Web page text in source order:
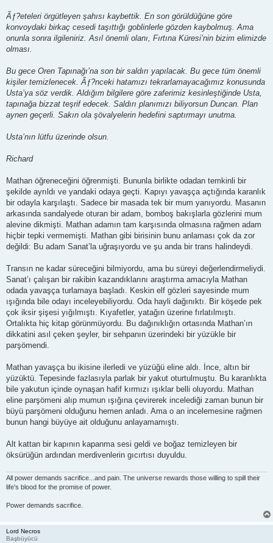
Ãƒ?eteleri örgütleyen şahısı kaybettik. En son görüldüğüne göre
konvoydaki birkaç cesedi taşıttığı goblinlerle gözden kaybolmuş. Ama
onunla sonra ilgileniriz. Asıl önemli olanı, Fırtına Küresi’nin bizim elimizde
olması.
Bu gece Oren Tapınağı’na son bir saldırı yapılacak. Bu gece tüm önemli
kişiler temizlenecek. Ãƒ?nceki hatamızı tekrarlamayacağımız konusunda
Usta’ya söz verdik. Aldığım bilgilere göre zaferimiz kesinleştiğinde Usta,
tapınağa bizzat teşrif edecek. Saldırı planımızı biliyorsun Duncan. Plan
aynen geçerli. Sakın ola şövalyelerin hedefini saptırmayı unutma.
Usta’nın lütfu üzerinde olsun.
Richard
Mathan öğreneceğini öğrenmişti. Bununla birlikte odadan temkinli bir
şekilde ayrıldı ve yandaki odaya geçti. Kapıyı yavaşça açtığında karanlık
bir odayla karşılaştı. Sadece bir masada tek bir mum yanıyordu. Masanın
arkasında sandalyede oturan bir adam, bomboş bakışlarla gözlerini mum
alevine dikmişti. Mathan adamın tam karşısında olmasına rağmen adam
hiçbir tepki vermemişti. Mathan gibi birisinin bunu anlaması çok da zor
değildi: Bu adam Sanat’la uğraşıyordu ve şu anda bir trans halindeydi.
Transın ne kadar süreceğini bilmiyordu, ama bu süreyi değerlendirmeliydi.
Sanat’ı çalışan bir rakibin kazandıklarını araştırma amacıyla Mathan
odada yavaşça turlamaya başladı. Keskin elf gözleri sayesinde mum
ışığında bile odayı inceleyebiliyordu. Oda hayli dağınıktı. Bir köşede pek
çok iksir şişesi yığılmıştı. Kıyafetler, yatağın üzerine fırlatılmıştı.
Ortalıkta hiç kitap görünmüyordu. Bu dağınıklığın ortasında Mathan’ın
dikkatini asıl çeken şeyler, bir sehpanın üzerindeki bir yüzükle bir
parşömendi.
Mathan yavaşça bu ikisine ilerledi ve yüzüğü eline aldı. İnce, altın bir
yüzüktü. Tepesinde fazlasıyla parlak bir yakut oturtulmuştu. Bu karanlıkta
bile yakutun içinde oynaşan hafif kırmızı ışıklar belli oluyordu. Mathan
eline parşömeni alıp mumun ışığına çevirerek incelediği zaman bunun bir
büyü parşömeni olduğunu hemen anladı. Ama o an incelemesine rağmen
bunun hangi büyüye ait olduğunu anlayamamıştı.
Alt kattan bir kapının kapanma sesi geldi ve boğaz temizleyen bir
öksürüğün ardından merdivenlerin gıcırtısı duyuldu.
All power demands sacrifice...and pain. The universe rewards those willing to spill their
life's blood for the promise of power.
Power demands sacrifice.
Lord Necros
Başbüyücü